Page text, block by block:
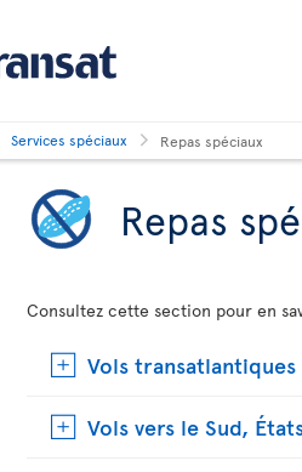
Services spéciaux Repas spéciaux
Repas
Consultez cette section pour en
Vols transatlantiques
Vols vers le Sud,